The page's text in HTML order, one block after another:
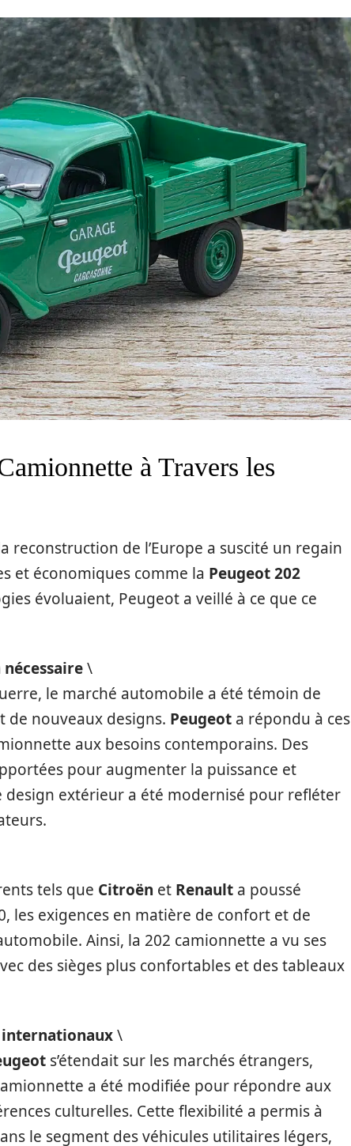
à Travers les
reconstruction de l’Europe a suscité un regain
et économiques comme la Peugeot 202
évoluaient, Peugeot a veillé à ce que ce
\
le marché automobile a été témoin de
de nouveaux designs. Peugeot a répondu à ces
aux besoins contemporains. Des
pour augmenter la puissance et
design extérieur a été modernisé pour refléter
tels que Citroën et Renault a poussé
les exigences en matière de confort et de
Ainsi, la 202 camionnette a vu ses
des sièges plus confortables et des tableaux
internationaux\
s’étendait sur les marchés étrangers,
a été modifiée pour répondre aux
culturelles. Cette flexibilité a permis à
le segment des véhicules utilitaires légers,